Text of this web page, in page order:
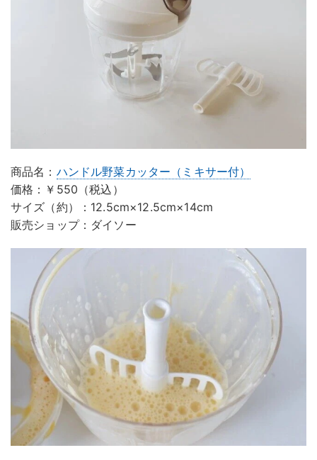
商品名： ハンドル野菜カッター（ミキサー付）
価格：￥550（税込）
サイズ（約）：12.5cm×12.5cm×14cm
販売ショップ：ダイソー